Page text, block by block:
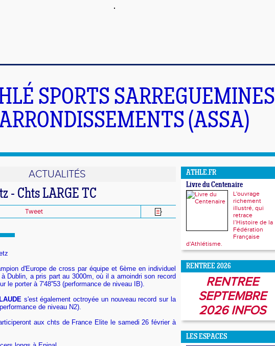
SPORTS SARREGUEMINES
(ASSA)
ACTUALITÉS
- Chts LARGE TC
Tweet
d'Europe de cross par équipe et 6ème en individuel
Dublin, a pris part au 3000m, où il a amoindri son record
le porter à 7'48''53 (performance de niveau IB).
s'est également octroyée un nouveau record sur la
de niveau N2).
aux chts de France Elite le samedi 26 février à
ATHLE.FR
Livre du Centenaire
L'ouvrage
richement
illustré, qui
retrace
l’Histoire de la
Fédération
Française
d'Athlétisme.
RENTREE 2026
RENTREE
SEPTEMBRE
2026 INFOS
LES ESPACES